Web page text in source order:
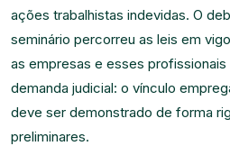
ações trabalhistas indevidas. O
seminário percorreu as leis em
as empresas e esses
demanda judicial: o vínculo
deve ser demonstrado de forma
preliminares.